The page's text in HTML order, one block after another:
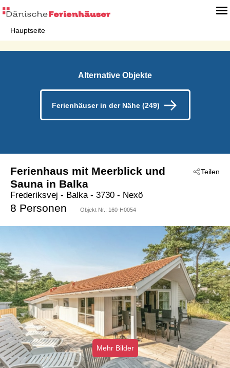
Hauptseite
Alternative Objekte
Ferienhäuser in der Nähe (249)
Teilen
Ferienhaus mit Meerblick und
Sauna in Balka
Frederiksvej - Balka - 3730 - Nexö
8 Personen Objekt Nr.: 160-H0054
Mehr Bilder